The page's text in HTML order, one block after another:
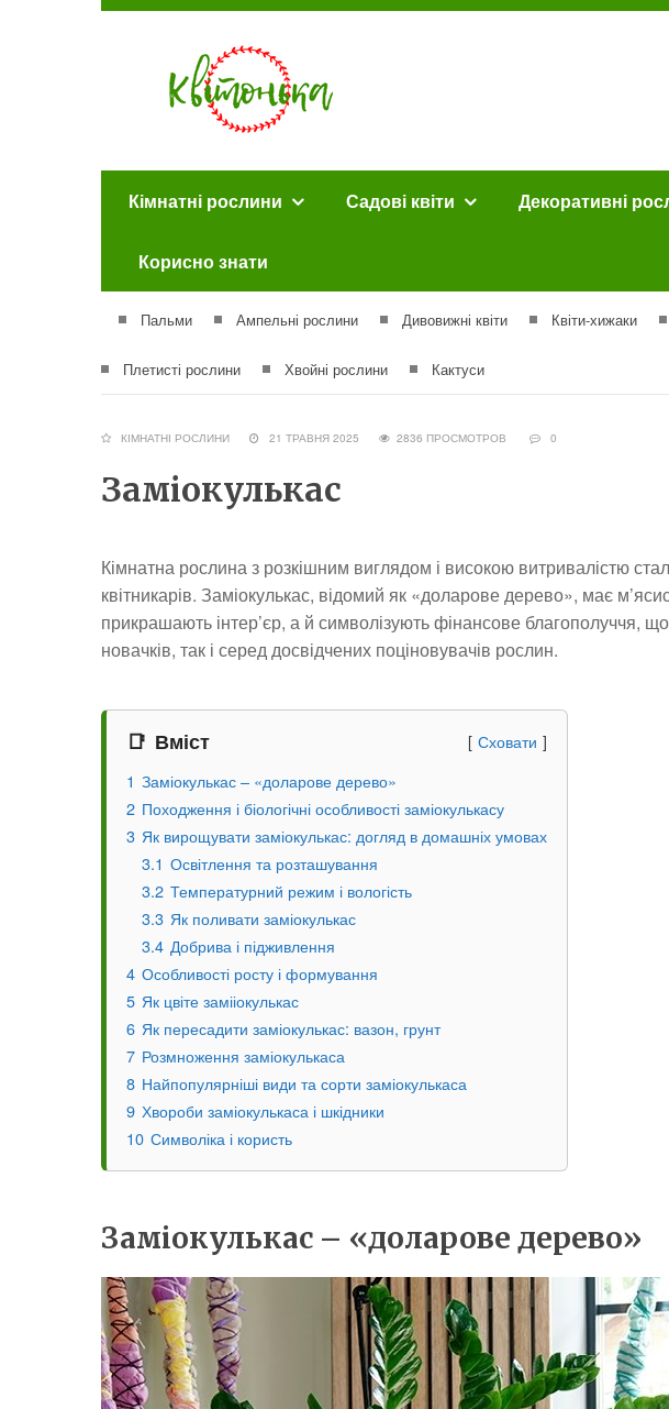
Кімнатні рослини Садові квіти Декоративні
Корисно знати
Пальми Ампельні рослини Дивовижні квіти Квіти-хижаки
Плетисті рослини Хвойні рослини Кактуси
КІМНАТНІ РОСЛИНИ 21 ТРАВНЯ 2025 2836 ПРОСМОТРОВ 0
Заміокулькас
Кімнатна рослина з розкішним виглядом і високою витривалістю
квітникарів. Заміокулькас, відомий як «доларове дерево», має
прикрашають інтер’єр, а й символізують фінансове благополуччя,
новачків, так і серед досвідчених поціновувачів рослин.
Вміст Сховати
1 Заміокулькас – «доларове дерево»
2 Походження і біологічні особливості заміокулькасу
3 Як вирощувати заміокулькас: догляд в домашніх умовах
3.1 Освітлення та розташування
3.2 Температурний режим і вологість
3.3 Як поливати заміокулькас
3.4 Добрива і підживлення
4 Особливості росту і формування
5 Як цвіте замііокулькас
6 Як пересадити заміокулькас: вазон, грунт
7 Розмноження заміокулькаса
8 Найпопулярніші види та сорти заміокулькаса
9 Хвороби заміокулькаса і шкідники
10 Символіка і користь
Заміокулькас – «доларове дерево»